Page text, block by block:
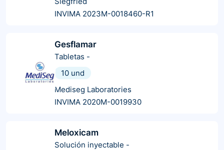
INVIMA 2023M-0018460-R1
Gesflamar
Tabletas -
10 und
Mediseg Laboratories
INVIMA 2020M-0019930
Meloxicam
Solución inyectable -